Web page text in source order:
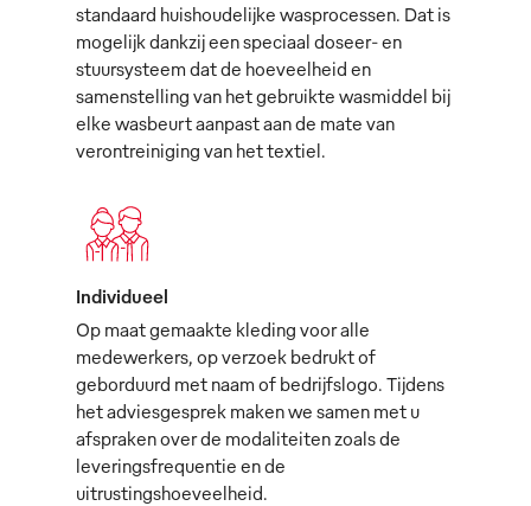
standaard huishoudelijke wasprocessen. Dat is
mogelijk dankzij een speciaal doseer- en
stuursysteem dat de hoeveelheid en
samenstelling van het gebruikte wasmiddel bij
elke wasbeurt aanpast aan de mate van
verontreiniging van het textiel.
Individueel
Op maat gemaakte kleding voor alle
medewerkers, op verzoek bedrukt of
geborduurd met naam of bedrijfslogo. Tijdens
het adviesgesprek maken we samen met u
afspraken over de modaliteiten zoals de
leveringsfrequentie en de
uitrustingshoeveelheid.